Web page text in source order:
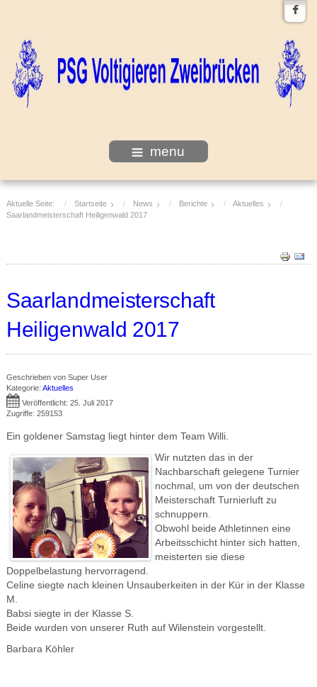
menu
Aktuelle Seite: Startseite News Berichte
Aktuelles
Saarlandmeisterschaft Heiligenwald 2017
Saarlandmeisterschaft
Heiligenwald 2017
Geschrieben von Super User
Kategorie: Aktuelles
Veröffentlicht: 25. Juli 2017
Zugriffe: 259153
Ein goldener Samstag liegt hinter dem Team Willi.
Wir nutzten das in der
Nachbarschaft gelegene Turnier
nochmal, um von der deutschen
Meisterschaft Turnierluft zu
schnuppern.
Obwohl beide Athletinnen eine
Arbeitsschicht hinter sich hatten,
meisterten sie diese
Doppelbelastung hervorragend.
Celine siegte nach kleinen Unsauberkeiten in der Kür in der Klasse
M.
Babsi siegte in der Klasse S.
Beide wurden von unserer Ruth auf Wilenstein vorgestellt.
Barbara Köhler